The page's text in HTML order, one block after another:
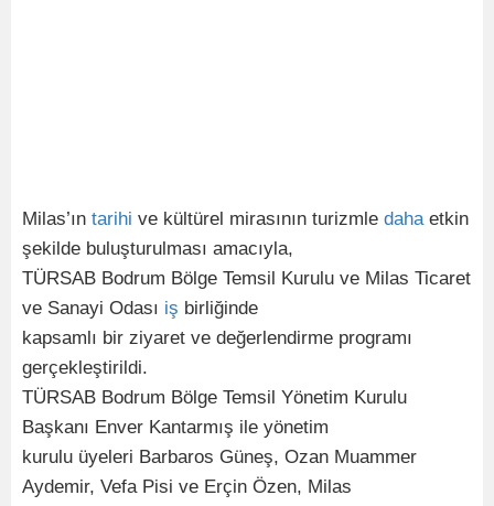
Milas’ın tarihi ve kültürel mirasının turizmle dahaetkin
şekilde buluşturulması amacıyla,
TÜRSAB Bodrum Bölge Temsil Kurulu ve Milas Ticaret
ve Sanayi Odası iş birliğinde
kapsamlı bir ziyaret ve değerlendirme programı
gerçekleştirildi.
TÜRSAB Bodrum Bölge Temsil Yönetim Kurulu
Başkanı Enver Kantarmış ile yönetim
kurulu üyeleri Barbaros Güneş, Ozan Muammer
Aydemir, Vefa Pisi ve Erçin Özen, Milas